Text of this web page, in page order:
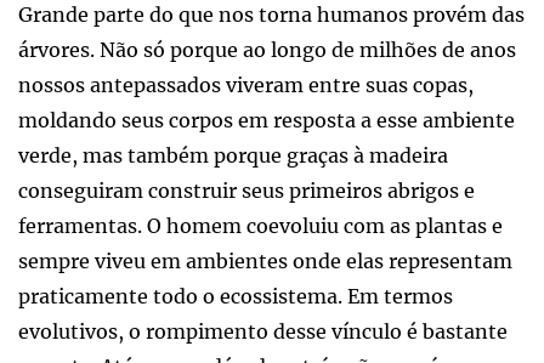
Grande parte do que nos torna humanos provém das
árvores. Não só porque ao longo de milhões de anos
nossos antepassados viveram entre suas copas,
moldando seus corpos em resposta a esse ambiente
verde, mas também porque graças à madeira
conseguiram construir seus primeiros abrigos e
ferramentas. O homem coevoluiu com as plantas e
sempre viveu em ambientes onde elas representam
praticamente todo o ecossistema. Em termos
evolutivos, o rompimento desse vínculo é bastante